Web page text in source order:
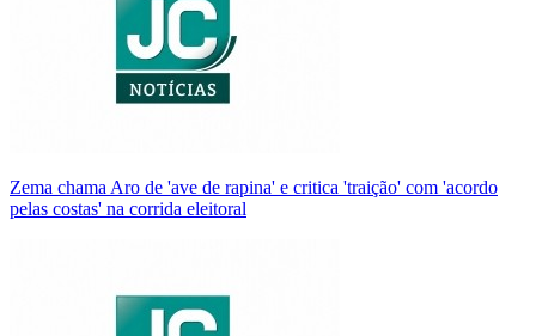
Zema chama Aro de 'ave de rapina' e critica 'traição' com 'acordo
pelas costas' na corrida eleitoral